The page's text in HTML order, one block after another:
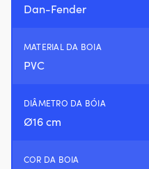
Dan-Fender
MATERIAL DA BOIA
PVC
DIÂMETRO DA BÓIA
Ø16 cm
COR DA BOIA